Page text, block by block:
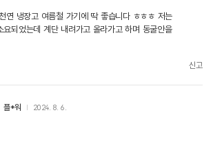
연 냉장고 여름철 가기에 딱 좋습니다 ㅎㅎㅎ 저는
되었는데 계단 내려가고 올라가고 하며 동굴안을
신고
플*워 2024. 8. 6.